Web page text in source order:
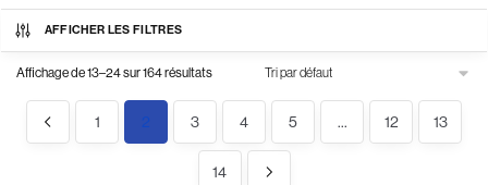
AFFICHER LES FILTRES
Affichage de 13–24 sur 164 résultats
1 2 3 4 5 … 12 13
14